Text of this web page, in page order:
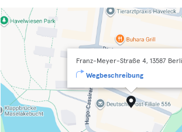
Franz-Meyer-Straße 4, 13587
Wegbeschreibung